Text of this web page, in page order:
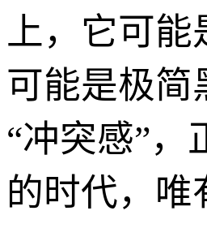
上，它可能
可能是极简
“冲突感”，
的时代，唯